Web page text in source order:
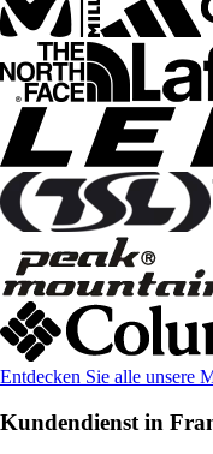
Entdecken Sie alle unsere
Kundendienst in